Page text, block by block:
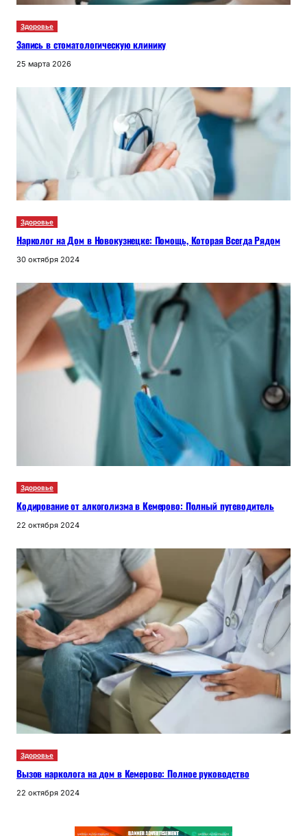
Здоровье
Запись в стоматологическую клинику
25 марта 2026
Здоровье
Нарколог на Дом в Новокузнецке: Помощь, Которая Всегда Рядом
30 октября 2024
Здоровье
Кодирование от алкоголизма в Кемерово: Полный путеводитель
22 октября 2024
Здоровье
Вызов нарколога на дом в Кемерово: Полное руководство
22 октября 2024